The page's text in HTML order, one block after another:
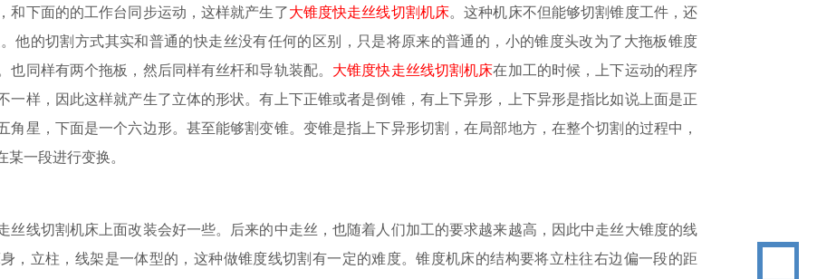
和下面的的工作台同步运动，这样就产生了大锥度快走丝线切割机床。这种机床不但能够切割锥度工件，还
他的切割方式其实和普通的快走丝没有任何的区别，只是将原来的普通的，小的锥度头改为了大拖板锥度
同样有两个拖板，然后同样有丝杆和导轨装配。 大锥度快走丝线切割机床在加工的时候，上下运动的程序
一样，因此这样就产生了立体的形状。有上下正锥或者是倒锥，有上下异形，上下异形是指比如说上面是正
星，下面是一个六边形。甚至能够割变锥。变锥是指上下异形切割，在局部地方，在整个切割的过程中，
一段进行变换。
丝线切割机床上面改装会好一些。后来的中走丝，也随着人们加工的要求越来越高，因此中走丝大锥度的线
，立柱，线架是一体型的，这种做锥度线切割有一定的难度。锥度机床的结构要将立柱往右边偏一段的距